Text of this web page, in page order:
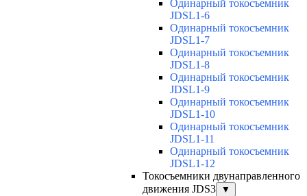
Одинарный токосъемник
JDSL1-6
Одинарный токосъемник
JDSL1-7
Одинарный токосъемник
JDSL1-8
Одинарный токосъемник
JDSL1-9
Одинарный токосъемник
JDSL1-10
Одинарный токосъемник
JDSL1-11
Одинарный токосъемник
JDSL1-12
Токосъемники двунаправленного
движения JDS3
▼